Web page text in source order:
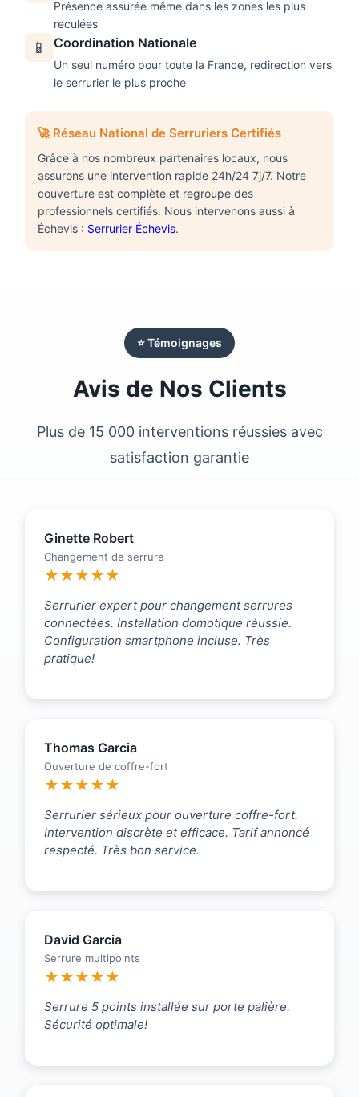
Présence assurée même dans les zones les plus
reculées
📱 Coordination Nationale
Un seul numéro pour toute la France, redirection vers
le serrurier le plus proche
🚀 Réseau National de Serruriers Certifiés
Grâce à nos nombreux partenaires locaux, nous
assurons une intervention rapide 24h/24 7j/7. Notre
couverture est complète et regroupe des
professionnels certifiés. Nous intervenons aussi à
Échevis : Serrurier Échevis.
⭐ Témoignages
Avis de Nos Clients
Plus de 15 000 interventions réussies avec
satisfaction garantie
Ginette Robert
Changement de serrure
★★★★★
Serrurier expert pour changement serrures
connectées. Installation domotique réussie.
Configuration smartphone incluse. Très
pratique!
Thomas Garcia
Ouverture de coffre-fort
★★★★★
Serrurier sérieux pour ouverture coffre-fort.
Intervention discrète et efficace. Tarif annoncé
respecté. Très bon service.
David Garcia
Serrure multipoints
★★★★★
Serrure 5 points installée sur porte palière.
Sécurité optimale!